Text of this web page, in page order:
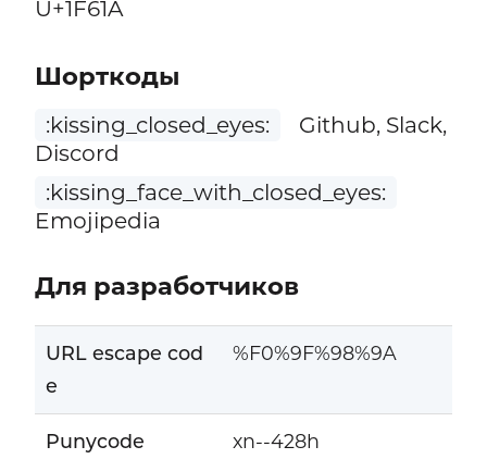
U+1F61A
Шорткоды
:kissing_closed_eyes:
Github, Slack,
Discord
:kissing_face_with_closed_eyes:
Emojipedia
Для разработчиков
URL escape cod
e
%F0%9F%98%9A
Punycode xn--428h